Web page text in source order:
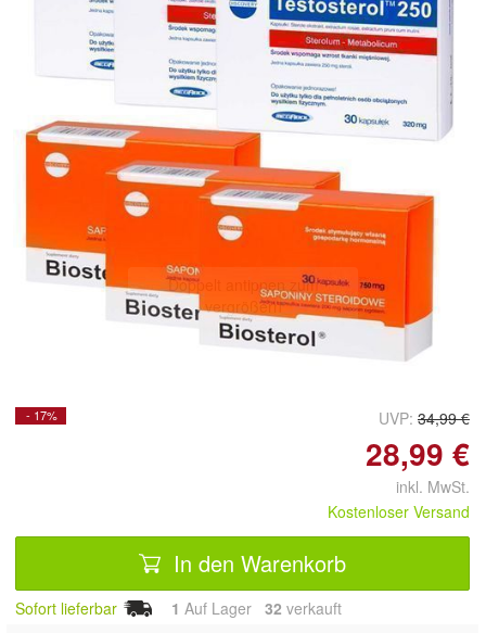
Doppelt antippen zum
vergrößern
- 17% UVP: 34,99 €
28,99 €
inkl. MwSt.
Kostenloser Versand
In den Warenkorb
Sofort lieferbar 1 Auf Lager 32 verkauft